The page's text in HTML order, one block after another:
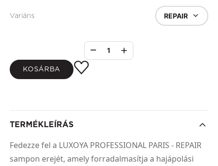
Variáns REPAIR
1
KOSÁRBA
TERMÉKLEÍRÁS
Fedezze fel a LUXOYA PROFESSIONAL PARIS - REPAIR
sampon erejét, amely forradalmasítja a hajápolási